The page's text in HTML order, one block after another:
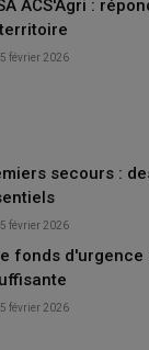
ACS'Agri :
février 2026
secours :
février 2026
fonds d'urgence
février 2026